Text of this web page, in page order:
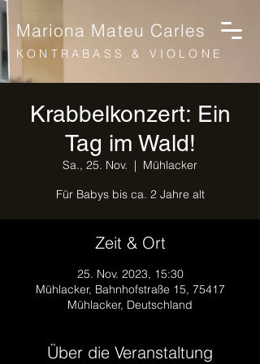
Mariona Mateu Carles
KONTRABASS & VIOLONE
Krabbelkonzert: Ein
Tag im Wald!
Sa., 25. Nov.
  |
Mühlacker
Für Babys bis ca. 2 Jahre alt
Zeit & Ort
25. Nov. 2023, 15:30
Mühlacker, Bahnhofstraße 15, 75417
Mühlacker, Deutschland
Über die Veranstaltung